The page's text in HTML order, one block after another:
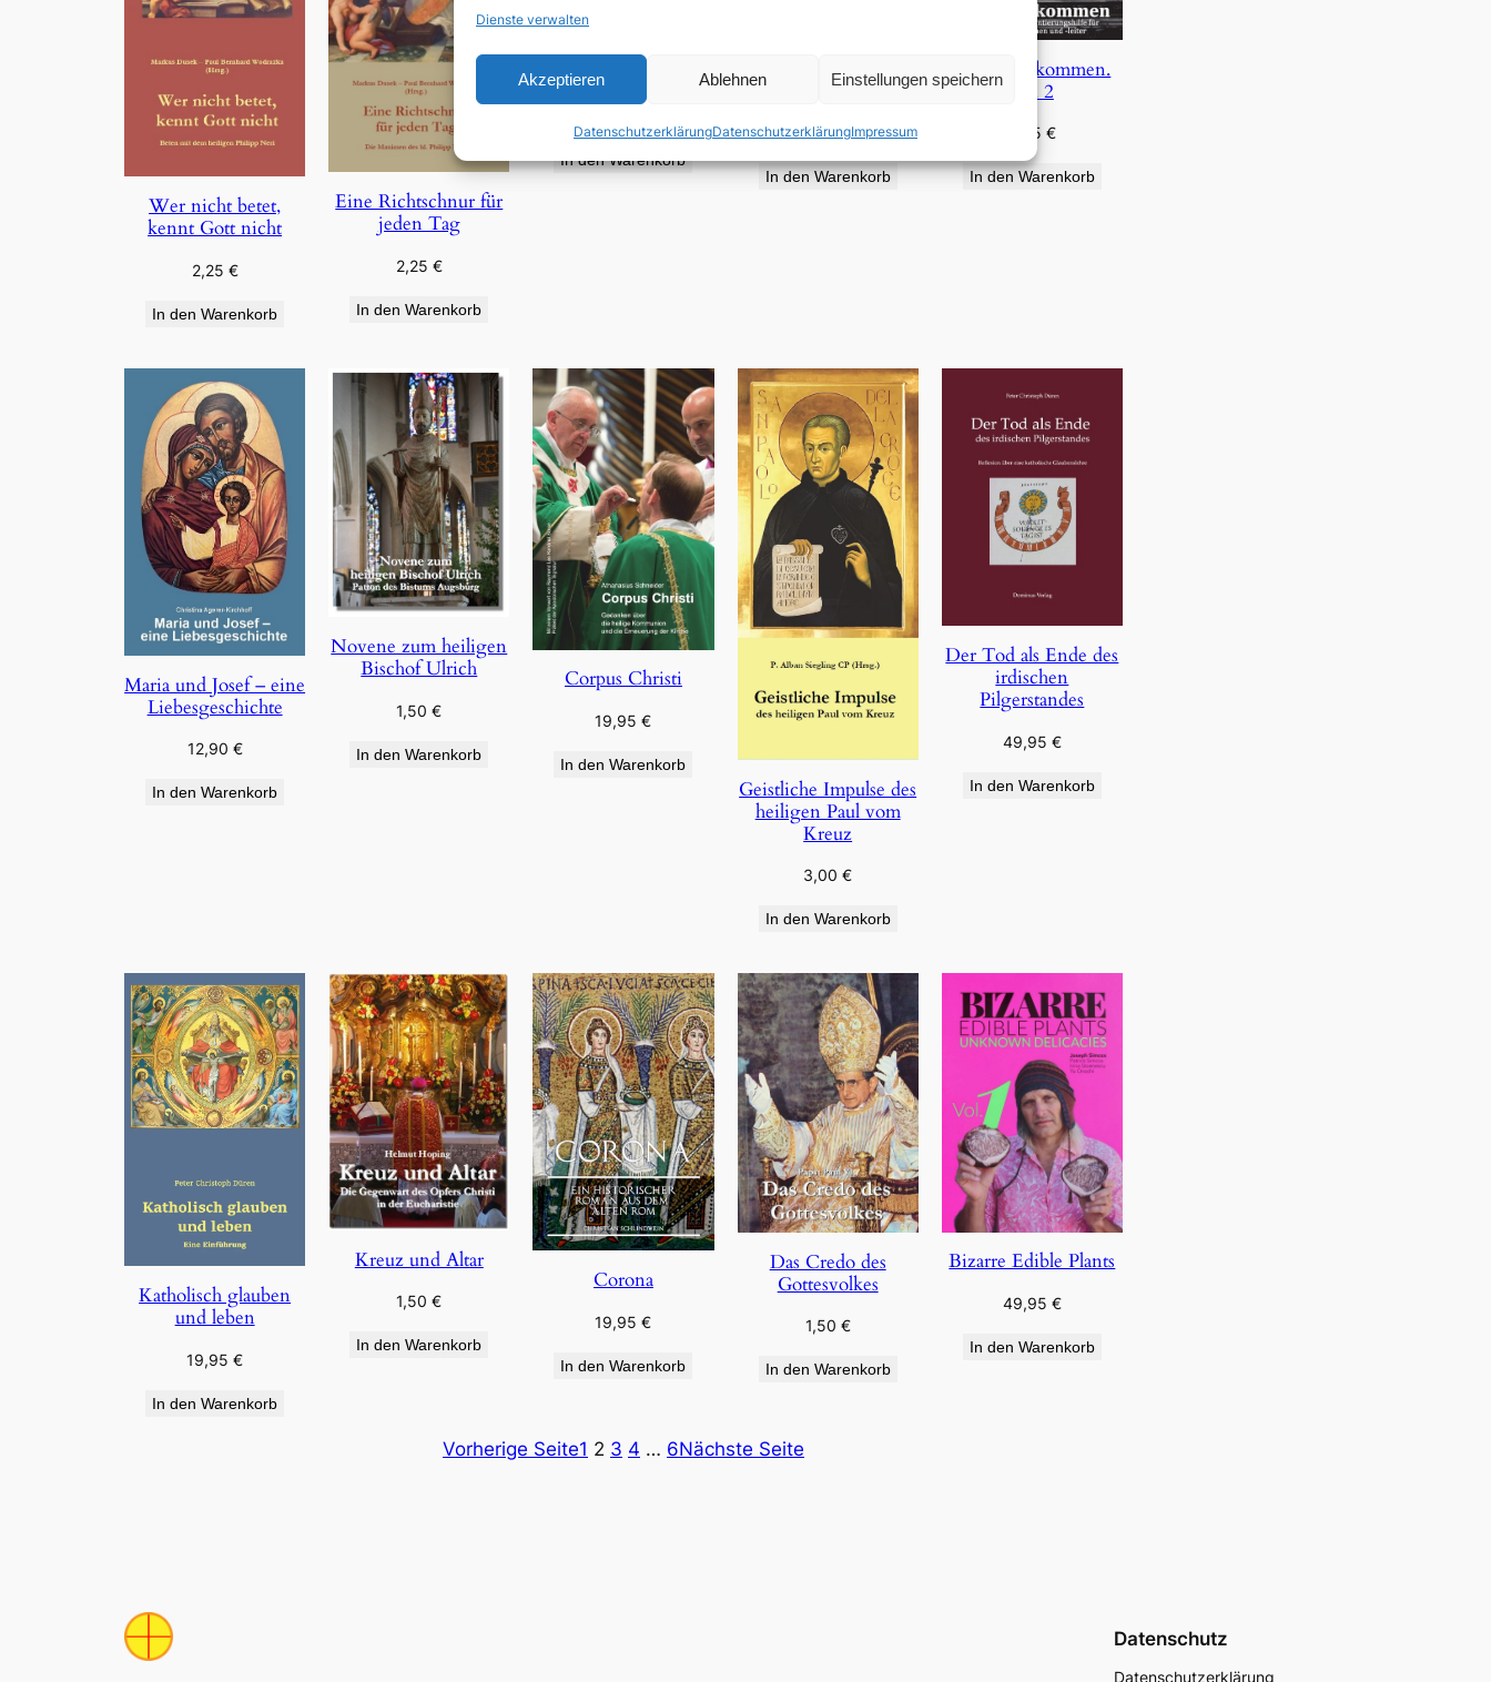
Dienste verwalten
Akzeptieren Ablehnen Einstellungen speichern
DatenschutzerklärungDatenschutzerklärungImpressum
Wer nicht betet,
kennt Gott nicht
2,25 €
In den Warenkorb
Eine Richtschnur für
jeden Tag
2,25 €
In den Warenkorb
Zeugen des Nordens
In den Warenkorb
Die Neuerfindung
des Menschen
19,95€
In den Warenkorb
Jesus, wir kommen.
Bd. 2
4,95€
In den Warenkorb
Maria und Josef – eine
Liebesgeschichte
12,90 €
In den Warenkorb
Novene zum heiligen
Bischof Ulrich
1,50€
In den Warenkorb
Corpus Christi
19,95€
In den Warenkorb
Geistliche Impulse des
heiligen Paul vom
Kreuz
3,00€
In den Warenkorb
Der Tod als Ende des
irdischen
Pilgerstandes
49,95 €
In den Warenkorb
Katholisch glauben
und leben
19,95€
In den Warenkorb
Kreuz und Altar
1,50€
In den Warenkorb
Corona
19,95€
In den Warenkorb
Das Credo des
Gottesvolkes
1,50 €
In den Warenkorb
Bizarre Edible Plants
49,95 €
In den Warenkorb
Vorherige Seite1 2 3 4 … 6Nächste Seite
Datenschutz
Datenschutzerklärung